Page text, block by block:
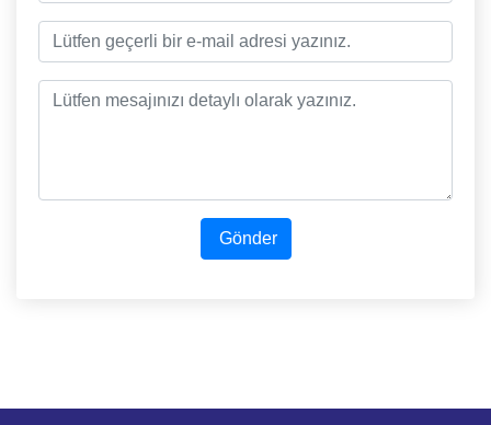
Gönder